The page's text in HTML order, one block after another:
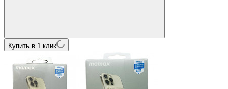
Купить в 1 клик